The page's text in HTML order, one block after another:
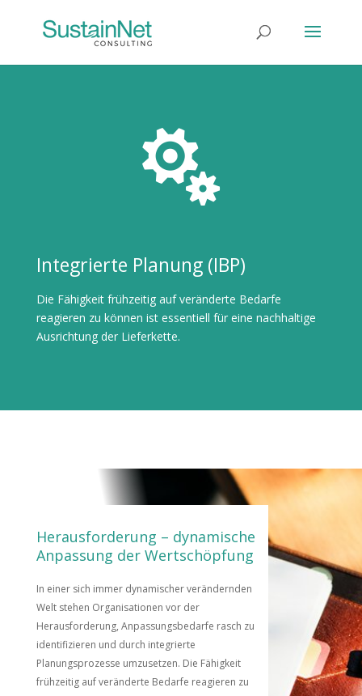

Integrierte Planung (IBP)
Die Fähigkeit frühzeitig auf veränderte Bedarfe
reagieren zu können ist essentiell für eine nachhaltige
Ausrichtung der Lieferkette.
Herausforderung – dynamische
Anpassung der Wertschöpfung
In einer sich immer dynamischer verändernden
Welt stehen Organisationen vor der
Herausforderung, Anpassungsbedarfe rasch zu
identifizieren und durch integrierte
Planungsprozesse umzusetzen. Die Fähigkeit
frühzeitig auf veränderte Bedarfe reagieren zu